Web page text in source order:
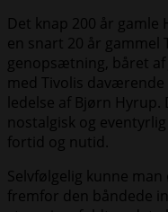
Det knap 200 år gamle
en snart 20 år gammel
genopsætning, båret af
med Tivolis
ledelse af Bjørn
nostalgisk og
fortid og nutid.
Selvfølgelig kunne
fremfor den båndede